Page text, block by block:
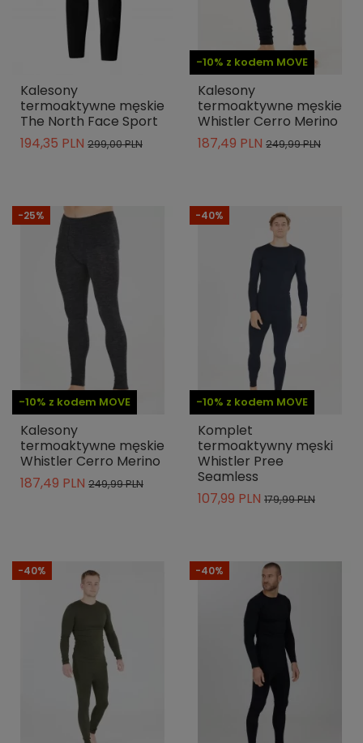
Kalesony
termoaktywne męskie
The North Face Sport
194,35 PLN 299,00 PLN
-10% z kodem MOVE
Kalesony
termoaktywne męskie
Whistler Cerro Merino
187,49 PLN 249,99 PLN
-10% z kodem MOVE
-25%
Kalesony
termoaktywne męskie
Whistler Cerro Merino
187,49 PLN 249,99 PLN
-10% z kodem MOVE
-40%
Komplet
termoaktywny męski
Whistler Pree
Seamless
107,99 PLN 179,99 PLN
-40% -40%